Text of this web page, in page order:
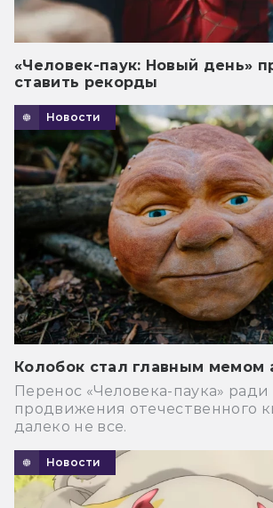
«Человек-паук: Новый день»
ставить рекорды
Новости
Колобок стал главным мемом
Перенос «Человека-паука» ради
продвижения отечественного
далеко не все.
Новости